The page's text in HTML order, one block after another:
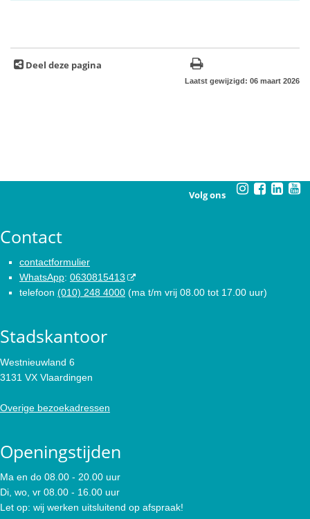
Deel deze pagina
Laatst gewijzigd: 06 maart 2026
Volg ons
Contact
contactformulier
WhatsApp: 0630815413
telefoon (010) 248 4000 (ma t/m vrij 08.00 tot 17.00 uur)
Stadskantoor
Westnieuwland 6
3131 VX Vlaardingen
Overige bezoekadressen
Openingstijden
Ma en do 08.00 - 20.00 uur
Di, wo, vr 08.00 - 16.00 uur
Let op: wij werken uitsluitend op afspraak!